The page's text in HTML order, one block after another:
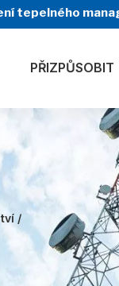
tepelného
PŘIZPŮSOBIT
/